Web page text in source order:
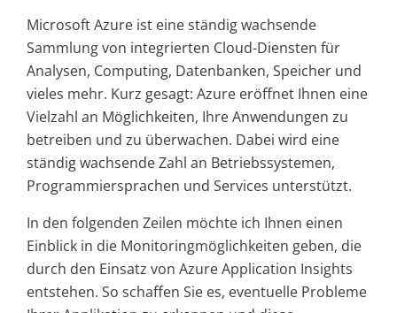
Microsoft Azure ist eine ständig wachsende
Sammlung von integrierten Cloud-Diensten für
Analysen, Computing, Datenbanken, Speicher und
vieles mehr. Kurz gesagt: Azure eröffnet Ihnen eine
Vielzahl an Möglichkeiten, Ihre Anwendungen zu
betreiben und zu überwachen. Dabei wird eine
ständig wachsende Zahl an Betriebssystemen,
Programmiersprachen und Services unterstützt.
In den folgenden Zeilen möchte ich Ihnen einen
Einblick in die Monitoringmöglichkeiten geben, die
durch den Einsatz von Azure Application Insights
entstehen. So schaffen Sie es, eventuelle Probleme